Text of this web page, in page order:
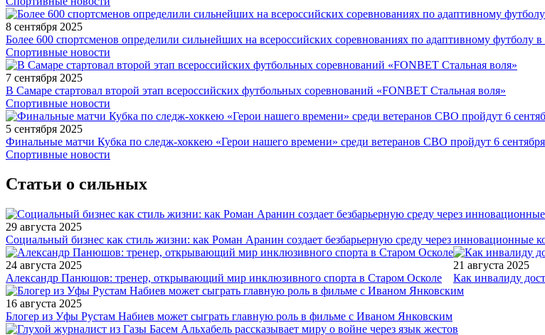
8 сентября 2025
Более 600 спортсменов определили сильнейших на всероссийских соревнованиях по адаптивному футболу
Спортивные новости
7 сентября 2025
В Самаре стартовал второй этап всероссийских футбольных соревнований «FONBET Стальная воля»
Спортивные новости
5 сентября 2025
Финальные матчи Кубка по следж-хоккею «Герои нашего времени» среди ветеранов СВО пройдут 6
Спортивные новости
Статьи о сильных
29 августа 2025
Социальный бизнес как стиль жизни: как Роман Аранин создает безбарьерную среду через инновационные
24 августа 2025
Александр Панюшов: тренер, открывающий мир инклюзивного спорта в Старом Осколе
21 августа 2025
Как инвалиду
16 августа 2025
Блогер из Уфы Рустам Набиев может сыграть главную роль в фильме с Иваном Янковским